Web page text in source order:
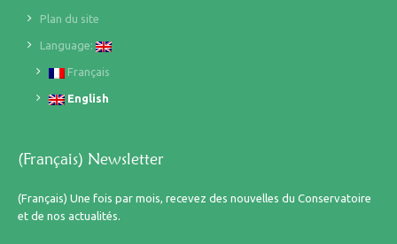
Plan du site
Language:
Français
English
(Français) Newsletter
(Français) Une fois par mois, recevez des nouvelles du Conservatoire
et de nos actualités.